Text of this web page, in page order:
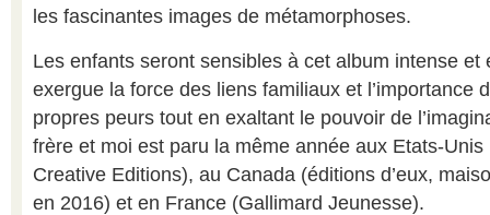
les fascinantes images de métamorphoses.
Les enfants seront sensibles à cet album intense et
exergue la force des liens familiaux et l’importance
propres peurs tout en exaltant le pouvoir de
frère et moi est paru la même année aux Etats-
Creative Editions), au Canada (éditions d’eux,
en 2016) et en France (Gallimard Jeunesse).